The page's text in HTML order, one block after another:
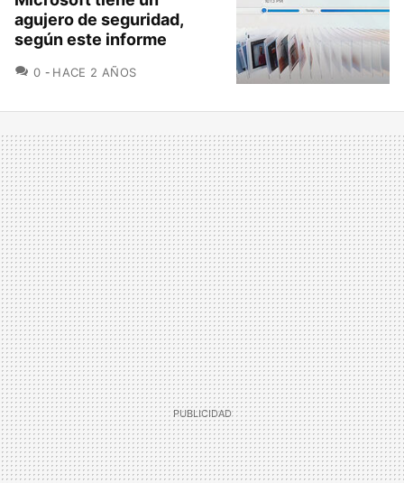
agujero de seguridad,
según este informe
0 COMENTARIOS
HACE 2 AÑOS